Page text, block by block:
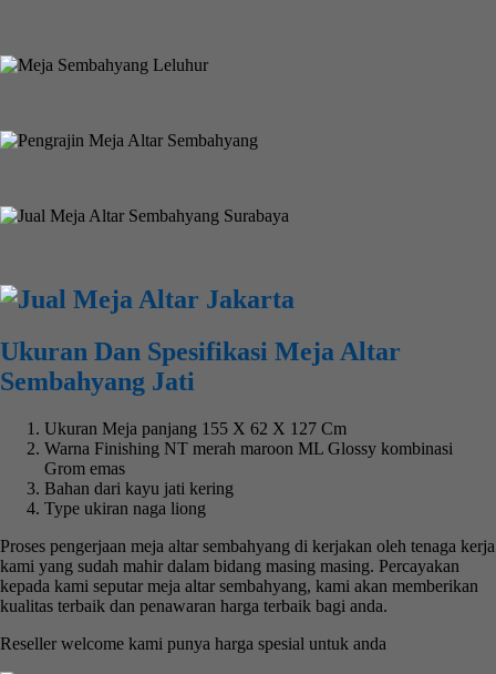
Ukuran Dan Spesifikasi Meja Altar
Sembahyang Jati
Ukuran Meja panjang 155 X 62 X 127 Cm
Warna Finishing NT merah maroon ML Glossy kombinasi
Grom emas
Bahan dari kayu jati kering
Type ukiran naga liong
Proses pengerjaan meja altar sembahyang di kerjakan oleh tenaga kerja
kami yang sudah mahir dalam bidang masing masing. Percayakan
kepada kami seputar meja altar sembahyang, kami akan memberikan
kualitas terbaik dan penawaran harga terbaik bagi anda.
Reseller welcome kami punya harga spesial untuk anda